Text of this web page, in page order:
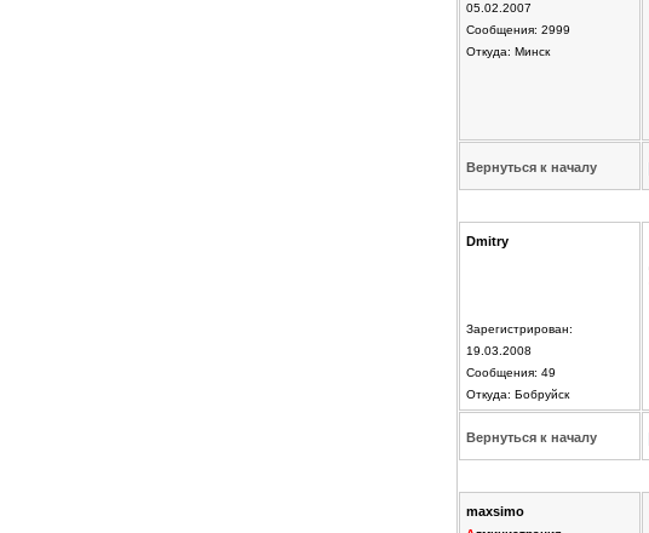
05.02.2007
Сообщения: 2999
Откуда: Минск
Вернуться к началу
Dmitry
Зарегистрирован:
19.03.2008
Сообщения: 49
Откуда: Бобруйск
Вернуться к началу
maxsimo